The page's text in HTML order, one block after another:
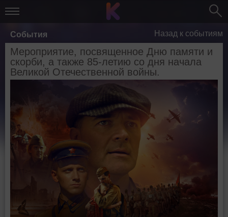
События Назад к событиям
Мероприятие, посвященное Дню памяти и
скорби, а также 85-летию со дня начала
Великой Отечественной войны.